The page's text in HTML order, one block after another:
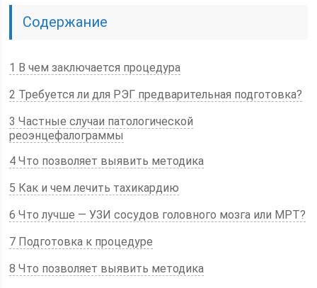
Содержание
1 В чем заключается процедура
2 Требуется ли для РЭГ предварительная подготовка?
3 Частные случаи патологической
реоэнцефалограммы
4 Что позволяет выявить методика
5 Как и чем лечить тахикардию
6 Что лучше — УЗИ сосудов головного мозга или МРТ?
7 Подготовка к процедуре
8 Что позволяет выявить методика